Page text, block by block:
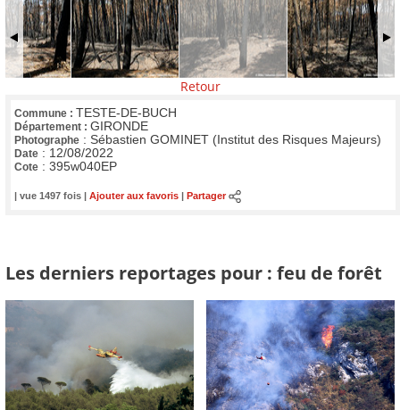
Retour
Commune : TESTE-DE-BUCH
Département : GIRONDE
Photographe : Sébastien GOMINET (Institut des Risques Majeurs)
Date : 12/08/2022
Cote : 395w040EP
| vue 1497 fois | Ajouter aux favoris Partager
Les derniers reportages pour : feu de forêt